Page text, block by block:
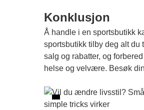
Konklusjon
Å handle i en sportsbutikk
sportsbutikk tilby deg alt du
salg og rabatter, og
helse og velvære. Besøk